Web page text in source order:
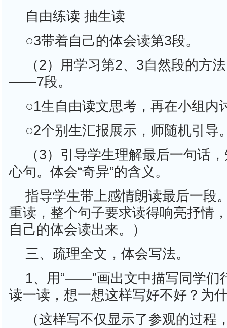
自由练读 抽生读
○3带着自己的体会读第3段。
（2）用学习第2、3自然段的方
——7段。
○1生自由读文思考，再在小组内
○2个别生汇报展示，师随机引导
（3）引导学生理解最后一句话
心句。体会“奇异”的含义。
指导学生带上感情朗读最后一段
重读，整个句子要求读得响亮抒情
自己的体会读出来。）
三、疏理全文，体会写法。
1、用“——”画出文中描写同学们
读一读，想一想这样写好不好？为
（这样写不仅显示了参观的过程